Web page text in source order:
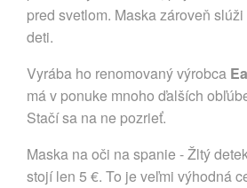
pred svetlom. Maska zároveň
deti.
Vyrába ho renomovaný výrobca
má v ponuke mnoho ďalších
Stačí sa na ne pozrieť.
Maska na oči na spanie - Žltý
stojí len 5 €. To je veľmi výhodná